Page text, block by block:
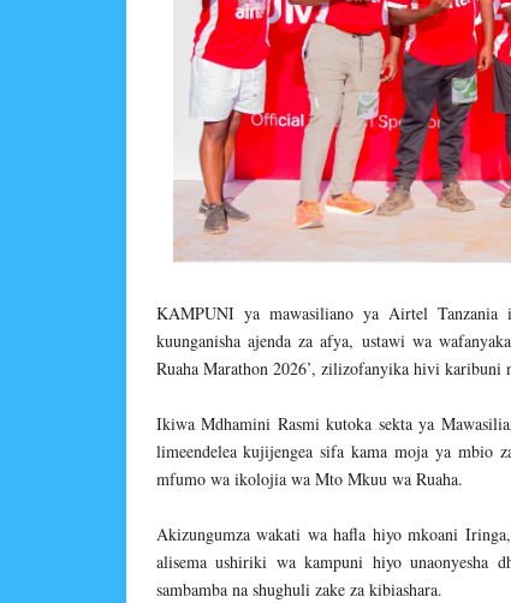
KAMPUNI ya mawasiliano ya Airtel Tanzania
kuunganisha ajenda za afya, ustawi wa
Ruaha Marathon 2026’, zilizofanyika hivi karibuni
Ikiwa Mdhamini Rasmi kutoka sekta ya
limeendelea kujijengea sifa kama moja ya mbio
mfumo wa ikolojia wa Mto Mkuu wa Ruaha.
Akizungumza wakati wa hafla hiyo mkoani
alisema ushiriki wa kampuni hiyo unaonyesha
sambamba na shughuli zake za kibiashara.